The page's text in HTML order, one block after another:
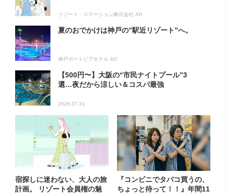
リゾート・ステーション株式会社 AD
夏のおでかけは神戸の”駅近リゾート”へ。
神戸ポートピアホテル AD
【500円〜】大阪の“市民ナイトプール”3
選…夜だから涼しい＆コスパ最強
2026.07.31
宿探しに迷わない、大人の旅
計画。 リゾート会員権の魅
『コンビニでタバコ買うの、
ちょっと待って！！』年間11